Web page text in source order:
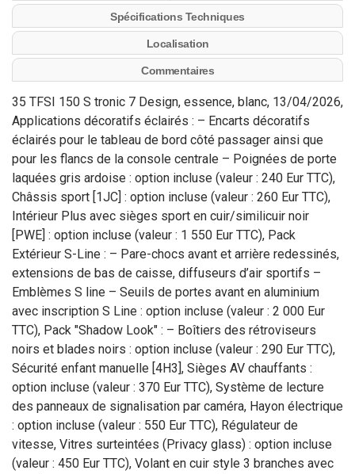
Spécifications Techniques
Localisation
Commentaires
35 TFSI 150 S tronic 7 Design, essence, blanc, 13/04/2026,
Applications décoratifs éclairés : – Encarts décoratifs
éclairés pour le tableau de bord côté passager ainsi que
pour les flancs de la console centrale – Poignées de porte
laquées gris ardoise : option incluse (valeur : 240 Eur TTC),
Châssis sport [1JC] : option incluse (valeur : 260 Eur TTC),
Intérieur Plus avec sièges sport en cuir/similicuir noir
[PWE] : option incluse (valeur : 1 550 Eur TTC), Pack
Extérieur S-Line : – Pare-chocs avant et arrière redessinés,
extensions de bas de caisse, diffuseurs d’air sportifs –
Emblèmes S line – Seuils de portes avant en aluminium
avec inscription S Line : option incluse (valeur : 2 000 Eur
TTC), Pack "Shadow Look" : – Boîtiers des rétroviseurs
noirs et blades noirs : option incluse (valeur : 290 Eur TTC),
Sécurité enfant manuelle [4H3], Sièges AV chauffants :
option incluse (valeur : 370 Eur TTC), Système de lecture
des panneaux de signalisation par caméra, Hayon électrique
: option incluse (valeur : 550 Eur TTC), Régulateur de
vitesse, Vitres surteintées (Privacy glass) : option incluse
(valeur : 450 Eur TTC), Volant en cuir style 3 branches avec